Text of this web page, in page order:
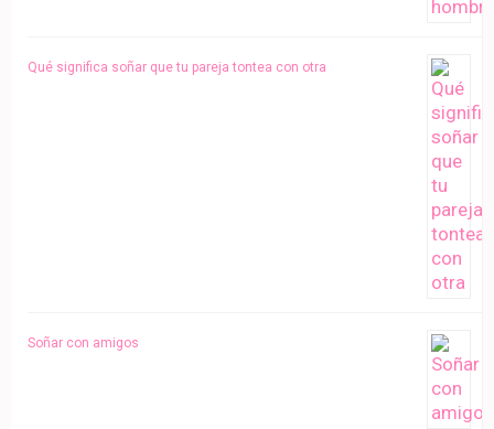
Qué significa soñar que tu pareja tontea con otra
Soñar con amigos